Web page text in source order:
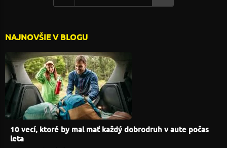
NAJNOVŠIE V BLOGU
10 vecí, ktoré by mal mať každý dobrodruh v aute počas
leta